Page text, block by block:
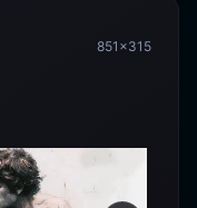
851×315